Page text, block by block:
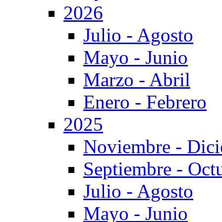
2026
Julio - Agosto
Mayo - Junio
Marzo - Abril
Enero - Febrero
2025
Noviembre -
Septiembre -
Julio - Agosto
Mayo - Junio